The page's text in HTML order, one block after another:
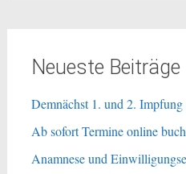
Neueste Beiträge
Demnächst 1. und 2.
Ab sofort Termine online
Anamnese und